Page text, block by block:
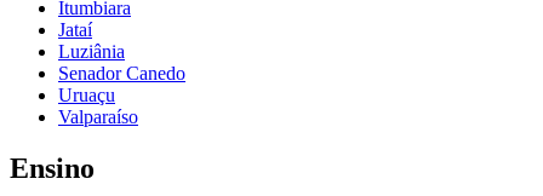
Itumbiara
Jataí
Luziânia
Senador Canedo
Uruaçu
Valparaíso
Ensino